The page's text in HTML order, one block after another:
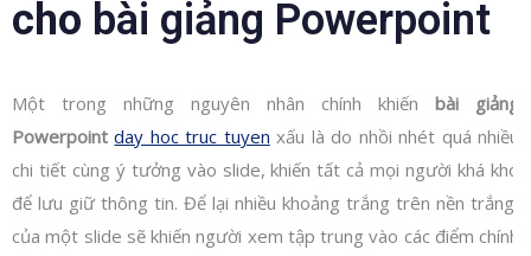
cho bài giảng Powerpoint
Một trong những nguyên nhân chính khiến bài giảng
Powerpoint day hoc truc tuyen xấu là do nhồi nhét quá nhiều
chi tiết cùng ý tưởng vào slide, khiến tất cả mọi người khá khó
để lưu giữ thông tin. Để lại nhiều khoảng trắng trên nền trắng,
của một slide sẽ khiến người xem tập trung vào các điểm chính